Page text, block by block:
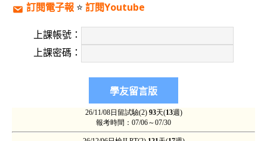
訂閱電子報 ⭐️ 訂閱Youtube
上課帳號：
上課密碼：